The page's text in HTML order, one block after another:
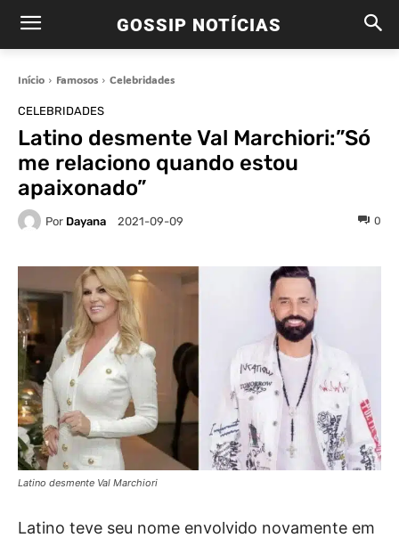
GOSSIP NOTÍCIAS
Início Famosos Celebridades
CELEBRIDADES
Latino desmente Val Marchiori:”Só
me relaciono quando estou
apaixonado”
Por Dayana 2021-09-09 0
Latino desmente Val Marchiori
Latino teve seu nome envolvido novamente em